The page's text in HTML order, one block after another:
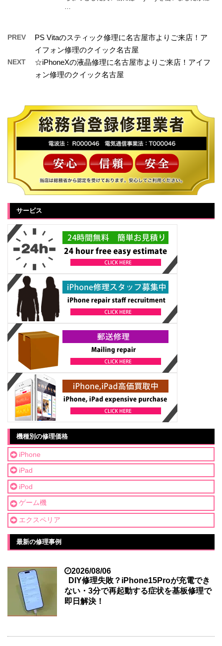
PREV
PS Vitaのスティック修理に名古屋市よりご来店！ア
イフォン修理のクイック名古屋
NEXT
☆iPhoneXの液晶修理に名古屋市よりご来店！アイフ
ォン修理のクイック名古屋
サービス
機種別の修理価格
iPhone
iPad
iPod
ゲーム機
エクスペリア
最新の修理事例
2026/08/06
DIY修理失敗？iPhone15Proが充電でき
ない・3分で再起動する症状を基板修理で
即日解決！